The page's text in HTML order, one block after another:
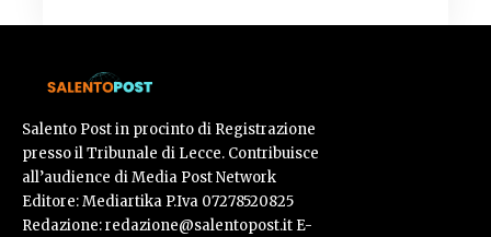
Salento Post in procinto di Registrazione
presso il Tribunale di Lecce. Contribuisce
all’audience di Media Post Network
Editore: Mediartika P.Iva 07278520825
Redazione: redazione@salentopost.it E-